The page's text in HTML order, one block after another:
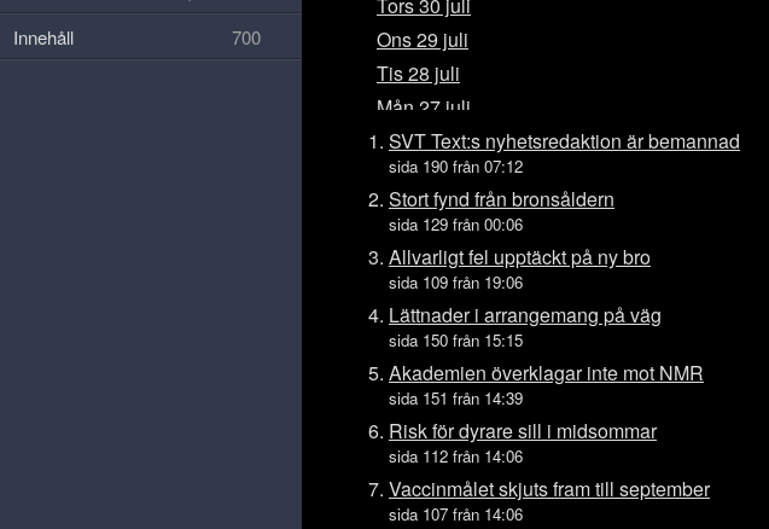
Tors 30 juli
Ons 29 juli
Tis 28 juli
Mån 27 juli
Sön 26 juli
Lör 25 juli
Fre 24 juli
Ons 22 juli
Tis 21 juli
Mån 20 juli
Sön 19 juli
Lör 18 juli
Fre 17 juli
Tors 16 juli
Ons 15 juli
SVT Text:s nyhetsredaktion är bemannad
sida 190 från 07:12
Stort fynd från bronsåldern
sida 129 från 00:06
Allvarligt fel upptäckt på ny bro
sida 109 från 19:06
Lättnader i arrangemang på väg
sida 150 från 15:15
Akademien överklagar inte mot NMR
sida 151 från 14:39
Risk för dyrare sill i midsommar
sida 112 från 14:06
Vaccinmålet skjuts fram till september
sida 107 från 14:06
Innehåll
700